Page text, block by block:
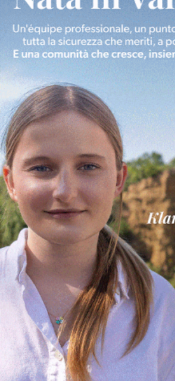
Cronaca 3 Agosto 2026
Scomparso da una
Fiorentino l’uomo
Levane nel 2020
Articolo precedente
Il valdarnese Alessandro Bencivenni
alla finale dei MIA 2014, il premio ai
migliori siti italiani
Ultime Notizie